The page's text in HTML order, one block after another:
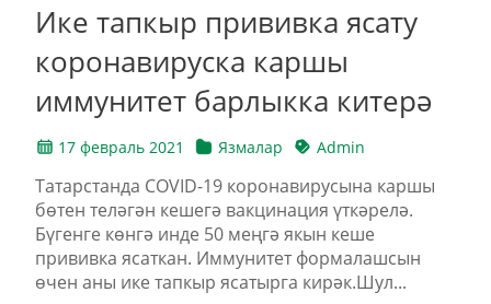
Ике тапкыр прививка ясату
коронавируска каршы
иммунитет барлыкка китерә
17 февраль 2021 Язмалар Admin
Татарстанда COVID-19 коронавирусына каршы
бөтен теләгән кешегә вакцинация үткәрелә.
Бүгенге көнгә инде 50 меңгә якын кеше
прививка ясаткан. Иммунитет формалашсын
өчен аны ике тапкыр ясатырга кирәк.Шул...